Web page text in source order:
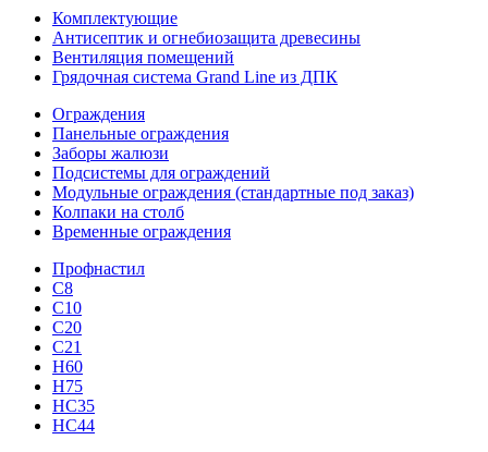
Комплектующие
Антисептик и огнебиозащита древесины
Вентиляция помещений
Грядочная система Grand Line из ДПК
Ограждения
Панельные ограждения
Заборы жалюзи
Подсистемы для ограждений
Модульные ограждения (стандартные под заказ)
Колпаки на столб
Временные ограждения
Профнастил
С8
С10
С20
С21
H60
H75
HС35
НС44